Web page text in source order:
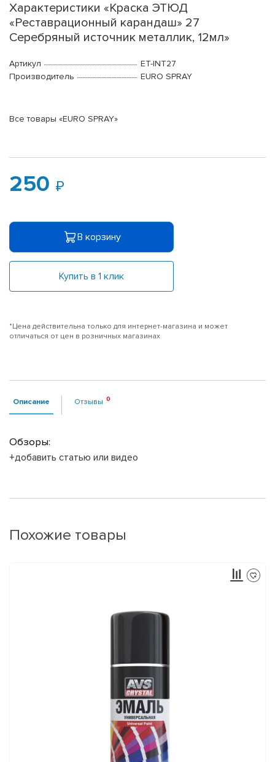
Характеристики «Краска ЭТЮД
«Реставрационный карандаш» 27
Серебряный источник металлик, 12мл»
Артикул
ET-INT27
Производитель
EURO SPRAY
Все товары «EURO SPRAY»
250
В корзину
Купить в 1 клик
*Цена действительна только для интернет-магазина и может
отличаться от цен в розничных магазинах
Описание Отзывы
Обзоры:
+добавить статью или видео
Похожие товары